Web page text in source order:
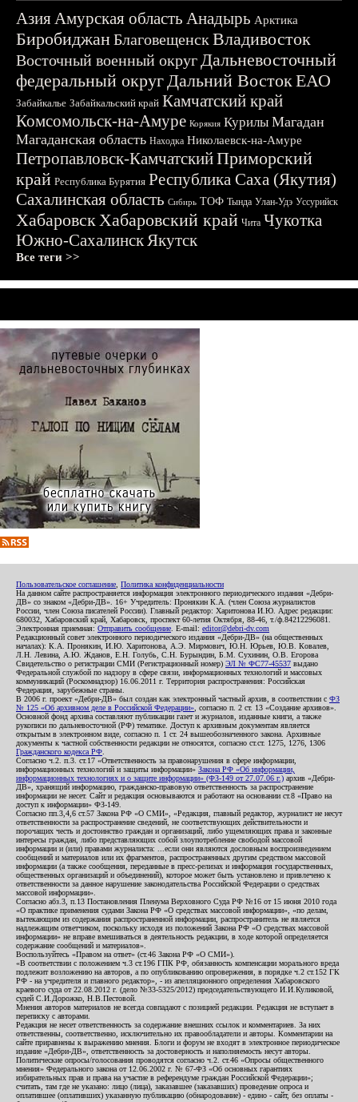
АзияАмурская область Анадырь Арктика
БиробиджанБлаговещенскВладивосток
Восточный военный округДальневосточный
федеральный округДальний ВостокЕАО
Забайкалье Забайкальский край Камчатский край
Комсомольск-на-Амуре Корякия Курилы Магадан
Магаданская область Находка Николаевск-на-Амуре
Петропавловск-КамчатскийПриморский
край Республика Бурятия Республика Саха (Якутия)
Сахалинская область Сибирь ТОФ Тында Улан-Удэ Уссурийск
ХабаровскХабаровский край Чита Чукотка
Южно-СахалинскЯкутск
Все теги >>
Пользовательское соглашение Политика конфиденциальности
На данном сайте распространяется информация электронного периодического издания «Дебри-
ДВ» со знаком «Дебри-ДВ». 16+ Учредитель: Пронякин К.А. (член Союза журналистов
России, член Союза писателей России). Главный редактор: Харитонова И.Ю. Адрес редакции:
680032, Хабаровский край, Хабаровск, проспект 60-летия Октября, 88-46, т./ф.84212296081.
Электронная приемная: Отправить сообщение . E-mail: editor@debri-dv.com
Редакционный совет электронного периодического издания «Дебри-ДВ» (на общественных
началах): К.А. Пронякин, И.Ю. Харитонова, А.Э. Мирмович, Ю.Н. Юрьев, Ю.В. Ковалев,
Л.Н. Левина, А.Ю. Жданов, Е.Н. Голубь, С.Н. Бурындин, Б.М. Сухинин, О.В. Егорова
Свидетельство о регистрации СМИ (Регистрационный номер) ЭЛ № ФС77-45537 выдано
Федеральной службой по надзору в сфере связи, информационных технологий и массовых
коммуникаций (Роскомнадзор) 16.06.2011 г. Территория распространения: Российская
Федерация, зарубежные страны.
В 2006 г. проект «Дебри-ДВ» был создан как электронный частный архив, в соответствии с ФЗ
№ 125 «Об архивном деле в Российской Федерации» , согласно п. 2 ст. 13 «Создание архивов».
Основной фонд архива составляют публикации газет и журналов, изданные книги, а также
рукописи по дальневосточной (РФ) тематике. Доступ к архивным документам является
открытым в электронном виде, согласно п. 1 ст. 24 вышеобозначенного закона. Архивные
документы к частной собственности редакции не относятся, согласно ст.ст. 1275, 1276, 1306
Гражданского кодекса РФ
Согласно ч.2. п.3. ст.17 «Ответственность за правонарушения в сфере информации,
информационных технологий и защиты информации» Закона РФ «Об информации,
информационных технологиях и о защите информации» (ФЗ-149 от 27.07.06 г.) архив «Дебри-
ДВ», хранящий информацию, гражданско-правовую ответственность за распространение
информации не несет. Сайт и редакция основываются и работают на основании ст.8 «Право на
доступ к информации» ФЗ-149.
Согласно пп.3,4,6 ст.57 Закона РФ «О СМИ», «Редакция, главный редактор, журналист не несут
ответственности за распространение сведений, не соответствующих действительности и
порочащих честь и достоинство граждан и организаций, либо ущемляющих права и законные
интересы граждан, либо представляющих собой злоупотребление свободой массовой
информации и (или) правами журналиста: ...если они являются дословным воспроизведением
сообщений и материалов или их фрагментов, распространенных другим средством массовой
информации (а также сообщения, переданные в пресс-релизах и информация государственных,
общественных организаций и объединений), которое может быть установлено и привлечено к
ответственности за данное нарушение законодательства Российской Федерации о средствах
массовой информации».
Согласно абз.3, п.13 Постановления Пленума Верховного Суда РФ №16 от 15 июня 2010 года
«О практике применения судами Закона РФ «О средствах массовой информации», «по делам,
вытекающим из содержания распространенной информации, распространитель не является
надлежащим ответчиком, поскольку исходя из положений Закона РФ «О средствах массовой
информации» не вправе вмешиваться в деятельность редакции, в ходе которой определяется
содержание сообщений и материалов».
Воспользуйтесь «Правом на ответ» (ст.46 Закона РФ «О СМИ»).
«В соответствии с положением ч.3 ст.196 ГПК РФ, обязанность компенсации морального вреда
подлежит возложению на авторов, а по опубликованию опровержения, в порядке ч.2 ст.152 ГК
РФ - на учредителя и главного редактор», - из апелляционного определения Хабаровского
краевого суда от 22.08.2012 г. (дело №33-5325/2012) председательствующего И.И.Куликовой,
судей С.И.Дорожко, Н.В.Пестовой.
Мнения авторов материалов не всегда совпадают с позицией редакции. Редакция не вступает в
переписку с авторами.
Редакция не несет ответственность за содержание внешних ссылок и комментариев. За них
ответственны, соответственно, исключительно их правообладатели и авторы. Комментарии на
сайте приравнены к выражению мнения. Блоги и форум не входят в электронное периодическое
издание «Дебри-ДВ», ответственность за достоверность и наполняемость несут авторы.
Политические опросы/голосования проводятся согласно ч.2. ст.46 «Опросы общественного
мнения» Федерального закона от 12.06.2002 г. № 67-ФЗ «Об основных гарантиях
избирательных прав и права на участие в референдуме граждан Российской Федерации»;
считать, там где не указано: лицо (лица), заказавшее (заказавших) проведение опроса и
оплатившее (оплативших) указанную публикацию (обнародование) - едино - сайт, без оплаты -